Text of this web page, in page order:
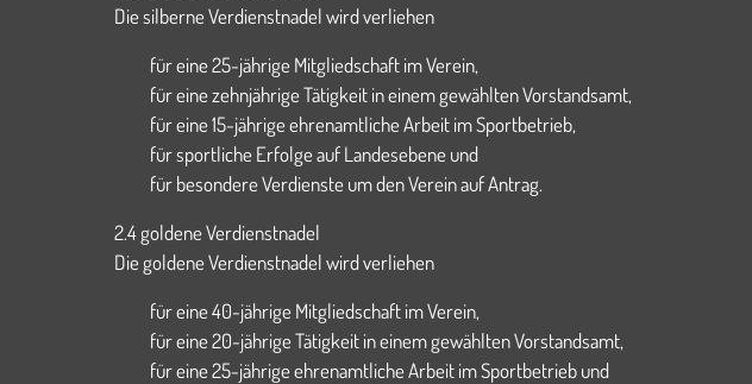
Die silberne Verdienstnadel wird verliehen
für eine 25-jährige Mitgliedschaft im Verein,
für eine zehnjährige Tätigkeit in einem gewählten Vorstandsamt,
für eine 15-jährige ehrenamtliche Arbeit im Sportbetrieb,
für sportliche Erfolge auf Landesebene und
für besondere Verdienste um den Verein auf Antrag.
2.4 goldene Verdienstnadel
Die goldene Verdienstnadel wird verliehen
für eine 40-jährige Mitgliedschaft im Verein,
für eine 20-jährige Tätigkeit in einem gewählten Vorstandsamt,
für eine 25-jährige ehrenamtliche Arbeit im Sportbetrieb und